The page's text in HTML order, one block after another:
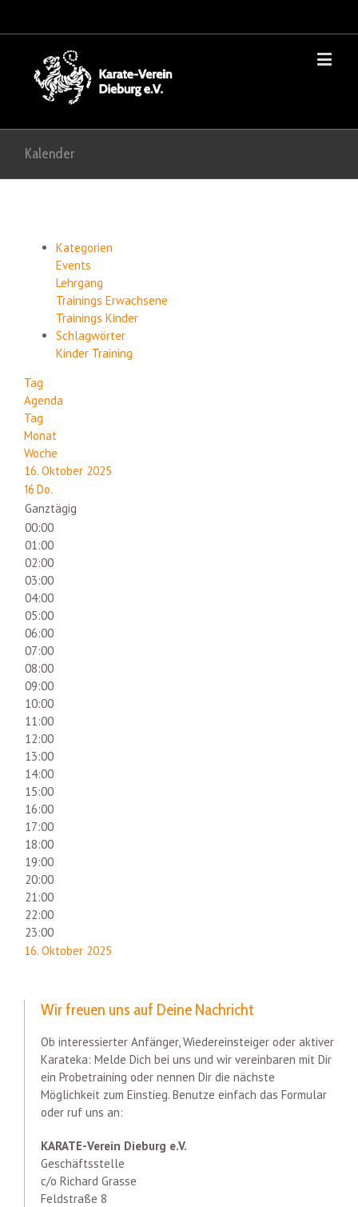
Kalender
Kategorien
Events
Lehrgang
Trainings Erwachsene
Trainings Kinder
Schlagwörter
Kinder Training
Tag
Agenda
Tag
Monat
Woche
16. Oktober 2025
16 Do.
Ganztägig
00:00
01:00
02:00
03:00
04:00
05:00
06:00
07:00
08:00
09:00
10:00
11:00
12:00
13:00
14:00
15:00
16:00
17:00
18:00
19:00
20:00
21:00
22:00
23:00
16. Oktober 2025
Wir freuen uns auf Deine Nachricht
Ob interessierter Anfänger, Wiedereinsteiger oder aktiver
Karateka: Melde Dich bei uns und wir vereinbaren mit Dir
ein Probetraining oder nennen Dir die nächste
Möglichkeit zum Einstieg. Benutze einfach das Formular
oder ruf uns an:
KARATE-Verein Dieburg e.V.
Geschäftsstelle
c/o Richard Grasse
Feldstraße 8